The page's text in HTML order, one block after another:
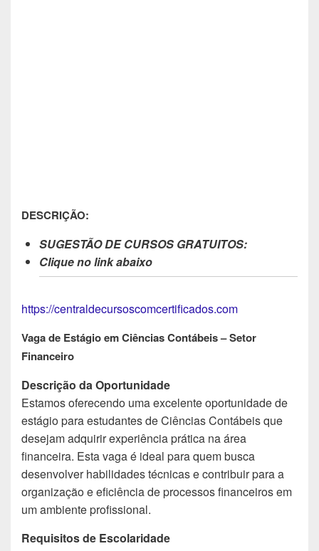
DESCRIÇÃO:
SUGESTÃO DE CURSOS GRATUITOS:
Clique no link abaixo
https://centraldecursoscomcertificados.com
Vaga de Estágio em Ciências Contábeis – Setor
Financeiro
Descrição da Oportunidade
Estamos oferecendo uma excelente oportunidade de
estágio para estudantes de Ciências Contábeis que
desejam adquirir experiência prática na área
financeira. Esta vaga é ideal para quem busca
desenvolver habilidades técnicas e contribuir para a
organização e eficiência de processos financeiros em
um ambiente profissional.
Requisitos de Escolaridade